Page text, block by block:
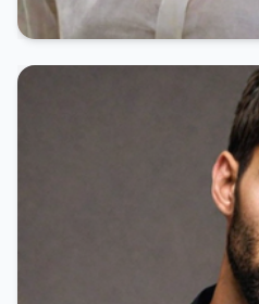
[Objekt Objekt]